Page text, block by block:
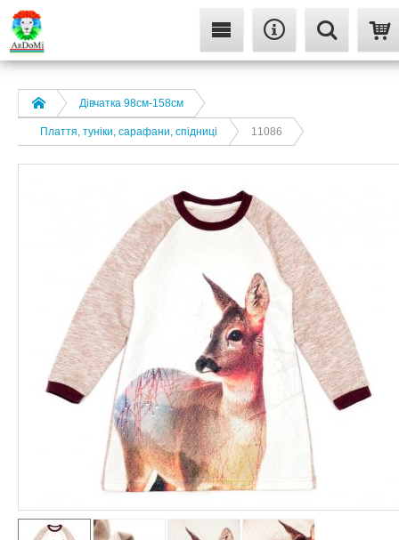
Дівчатка 98cм-158см
Плаття, туніки, сарафани, спідниці 11086